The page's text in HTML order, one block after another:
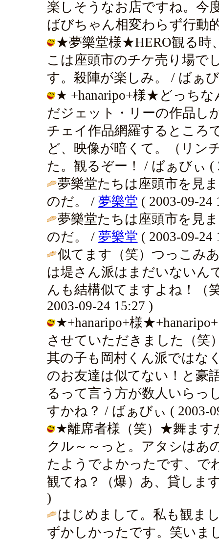
楽しそうなお店ですね。今
ばびちゃん相変わらず行動
★夢樂堂様★HERO観る時
こは座頭市のチケ売り場で
す。殺陣が楽しみ。 / ばぁ
★ +hanaripo+様★どっちな
だジェット・リーの作品し
チェイ作品網羅するところ
ど、映像が暗くて。（リン
た。観るぞー！ / ばぁびぃ (
夢樂堂たちは座頭市を見
のだ。 / 夢樂堂 ( 2003-09-24
夢樂堂たちは座頭市を見
のだ。 / 夢樂堂 ( 2003-09-24
似てます（笑）つっこみ
は堤さん派はまだいないん
んも結構似てますよね！（
2003-09-24 15:27 )
★+hanaripo+様
させていただきました（笑
其の子も岡村くん派ではな
のお友達は似てない！と豪
るって言う方が数人いらっ
すかね？ / ばぁびぃ ( 2003-
★離席者様（笑）★舞ます
クル～～っと。アタシはあ
たようでよかったです、で
観てね？（爆）あ、貸しま
)
はじめまして。私も観ま
ずかしかったです。笑いま